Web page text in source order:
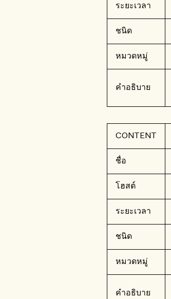
ระยะเวลา
ชนิด
หมวดหมู่
คำอธิบาย
CONTENT
ชื่อ
โฮสต์
ระยะเวลา
ชนิด
หมวดหมู่
คำอธิบาย